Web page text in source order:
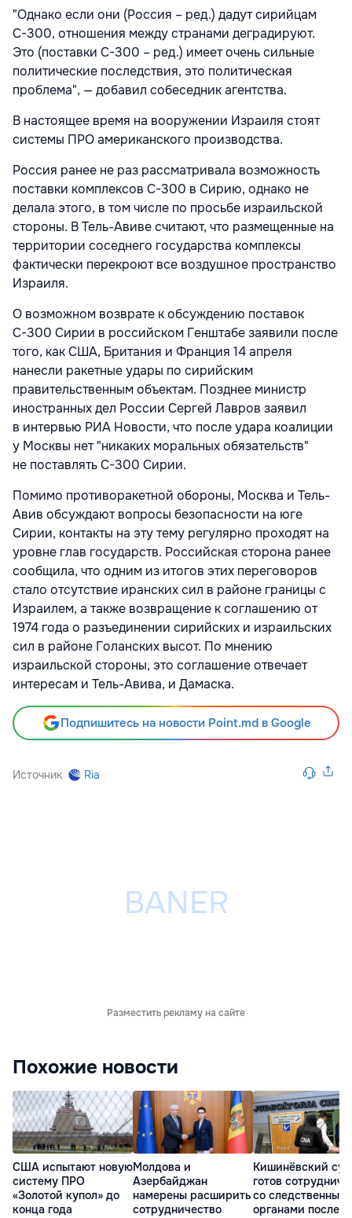
"Однако если они (Россия – ред.) дадут сирийцам
С-300, отношения между странами деградируют.
Это (поставки С-300 – ред.) имеет очень сильные
политические последствия, это политическая
проблема", — добавил собеседник агентства.
В настоящее время на вооружении Израиля стоят
системы ПРО американского производства.
Россия ранее не раз рассматривала возможность
поставки комплексов С-300 в Сирию, однако не
делала этого, в том числе по просьбе израильской
стороны. В Тель-Авиве считают, что размещенные на
территории соседнего государства комплексы
фактически перекроют все воздушное пространство
Израиля.
О возможном возврате к обсуждению поставок
С-300 Сирии в российском Генштабе заявили после
того, как США, Британия и Франция 14 апреля
нанесли ракетные удары по сирийским
правительственным объектам. Позднее министр
иностранных дел России Сергей Лавров заявил
в интервью РИА Новости, что после удара коалиции
у Москвы нет "никаких моральных обязательств"
не поставлять С-300 Сирии.
Помимо противоракетной обороны, Москва и Тель-
Авив обсуждают вопросы безопасности на юге
Сирии, контакты на эту тему регулярно проходят на
уровне глав государств. Российская сторона ранее
сообщила, что одним из итогов этих переговоров
стало отсутствие иранских сил в районе границы с
Израилем, а также возвращение к соглашению от
1974 года о разъединении сирийских и израильских
сил в районе Голанских высот. По мнению
израильской стороны, это соглашение отвечает
интересам и Тель-Авива, и Дамаска.
Подпишитесь на новости Point.md в Google
Источник Ria
Разместить рекламу на сайте
Похожие новости
США испытают новую
систему ПРО
«Золотой купол» до
конца года
Молдова и
Азербайджан
намерены расширить
сотрудничество
Кишинёвский суд
готов
со
органами после